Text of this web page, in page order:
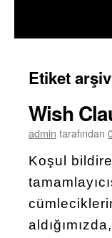
Etiket
Wish
admin tarafından
Koşul